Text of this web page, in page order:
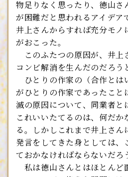
物足りなく思ったり、徳山さ
が困難だと思われるアイデア
井上さんからすれば充分モノ
がおこった。
このふたつの原因が、井上
コンビ解消を生んだのだろう
ひとりの作家の（合作とは
がひとりの作家であったこと
滅の原因について、同業者と
これいいたてるのは、何だ
る。しかしこれまで井上さん
発言をしてきた身としては、
ておかなければならないだろ
私は徳山さんとはほとんど